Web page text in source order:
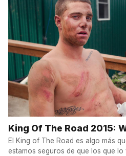
King Of The Road 2015:
El King of The Road es algo más
estamos seguros de que los que